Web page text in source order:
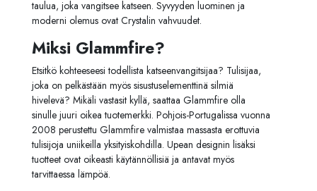
taulua, joka vangitsee katseen. Syvyyden luominen ja
moderni olemus ovat Crystalin vahvuudet.
Miksi Glammfire?
Etsitkö kohteeseesi todellista katseenvangitsijaa? Tulisijaa,
joka on pelkästään myös sisustuselementtinä silmiä
hivelevä? Mikäli vastasit kyllä, saattaa Glammfire olla
sinulle juuri oikea tuotemerkki. Pohjois-Portugalissa vuonna
2008 perustettu Glammfire valmistaa massasta erottuvia
tulisijoja uniikeilla yksityiskohdilla. Upean designin lisäksi
tuotteet ovat oikeasti käytännöllisiä ja antavat myös
tarvittaessa lämpöä.